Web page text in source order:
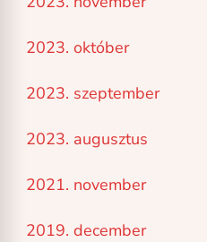
2023. október
2023. szeptember
2023. augusztus
2021. november
2019. december